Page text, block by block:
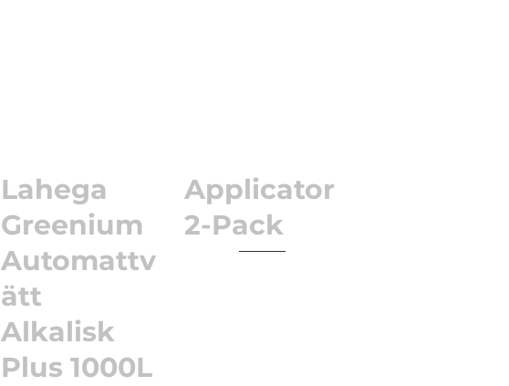
Lahega
Greenium
Automattv
ätt
Alkalisk
Plus 1000L
Applicator
2-Pack